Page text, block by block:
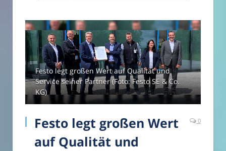
Festo legt großen Wert auf Qualität und
Service seiner Partner (Foto: Festo SE & Co.
KG)
Festo legt großen Wert
auf Qualität und
0